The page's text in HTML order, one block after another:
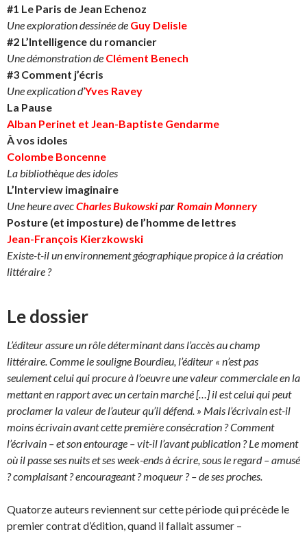
#1 Le Paris de Jean Echenoz
Une exploration dessinée de Guy Delisle
#2 L’Intelligence du romancier
Une démonstration de Clément Benech
#3 Comment j’écris
Une explication d’Yves Ravey
La Pause
Alban Perinet et Jean-Baptiste Gendarme
À vos idoles
Colombe Boncenne
La bibliothèque des idoles
L’Interview imaginaire
Une heure avecCharles BukowskiparRomain Monnery
Posture (et imposture) de l’homme de lettres
Jean-François Kierzkowski
Existe-t-il un environnement géographique propice à la création
littéraire ?
Le dossier
L’éditeur assure un rôle déterminant dans l’accès au champ
littéraire. Comme le souligne Bourdieu, l’éditeur « n’est pas
seulement celui qui procure à l’oeuvre une valeur commercialeen la
mettant en rapport avec un certain marché […] il est celuiqui peut
proclamer la valeur de l’auteur qu’il défend. » Mais l’écrivain est-il
moins écrivain avant cette première consécration ? Comment
l’écrivain – et son entourage – vit-il l’avant publication ? Le moment
où il passe ses nuits et ses week-ends à écrire, sous le regard – amusé
? complaisant ? encourageant ? moqueur ?– de ses proches.
Quatorze auteurs reviennent sur cette période qui précède le
premier contrat d’édition, quand il fallait assumer –